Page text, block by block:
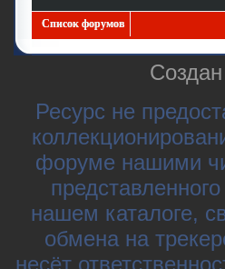
Список форумов
Ресурс не
форуме нашими
нашем каталоге,
обмена на
несёт